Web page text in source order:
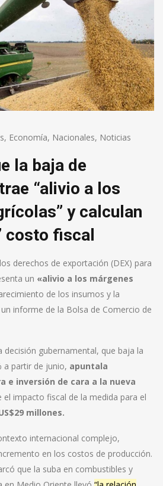
, Economía, Nacionales, Noticias
la baja de
“alivio a los
y calculan
costo fiscal
derechos de exportación (DEX) para
un «alivio a los márgenes
de los insumos y la
informe de la Bolsa de Comercio de
decisión gubernamental, que baja la
a partir de junio, apuntala
e inversión de cara a la nueva
el impacto fiscal de la medida para el
millones.
internacional complejo,
en los costos de producción.
que la suba en combustibles y